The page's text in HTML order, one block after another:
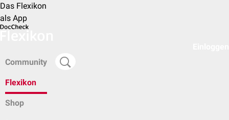
Das Flexikon
als App
Community
Flexikon
Shop